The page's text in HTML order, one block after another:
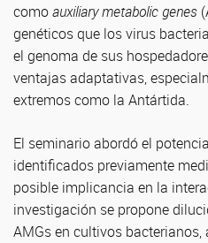
comoauxiliary metabolic genes
genéticos que los virus
el genoma de sus
ventajas adaptativas,
extremos como la Antártida.
El seminario abordó el
identificados previamente
posible implicancia en la
investigación se propone
AMGs en cultivos